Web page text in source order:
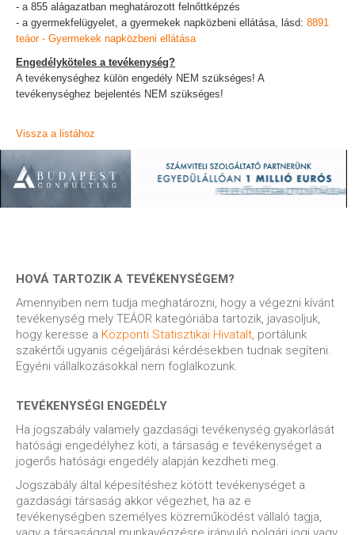
- a 855 alágazatban meghatározott felnőttképzés
- a gyermekfelügyelet, a gyermekek napközbeni ellátása, lásd: 8891
teáor - Gyermekek napközbeni ellátása
Engedélyköteles a tevékenység?
A tevékenységhez külön engedély NEM szükséges! A
tevékenységhez bejelentés NEM szükséges!
Vissza a listához
HOVÁ TARTOZIK A TEVÉKENYSÉGEM?
Amennyiben nem tudja meghatározni, hogy a végezni kívánt
tevékenység mely TEÁOR kategóriába tartozik, javasoljuk,
hogy keresse a Központi Statisztikai Hivatalt , portálunk
szakértői ugyanis cégeljárási kérdésekben tudnak segíteni.
Egyéni vállalkozásokkal nem foglalkozunk.
TEVÉKENYSÉGI ENGEDÉLY
Ha jogszabály valamely gazdasági tevékenység gyakorlását
hatósági engedélyhez köti, a társaság e tevékenységet a
jogerős hatósági engedély alapján kezdheti meg.
Jogszabály által képesítéshez kötött tevékenységet a
gazdasági társaság akkor végezhet, ha az e
tevékenységben személyes közreműködést vállaló tagja,